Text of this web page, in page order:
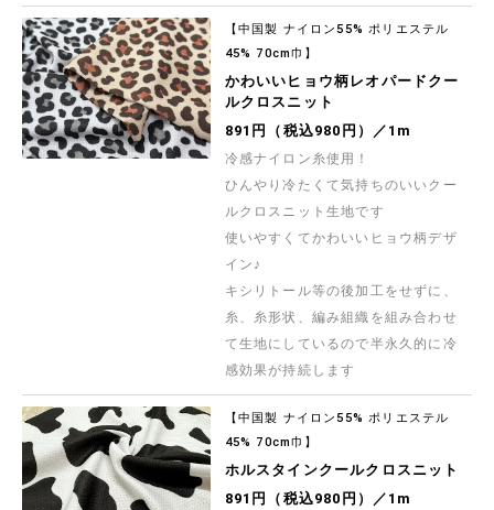
【中国製 ナイロン55% ポリエステル
45% 70cm巾】
かわいいヒョウ柄レオパードクー
ルクロスニット
891円（税込980円）／1m
冷感ナイロン糸使用！
ひんやり冷たくて気持ちのいいクー
ルクロスニット生地です
使いやすくてかわいいヒョウ柄デザ
イン♪
キシリトール等の後加工をせずに、
糸、糸形状、編み組織を組み合わせ
て生地にしているので半永久的に冷
感効果が持続します
【中国製 ナイロン55% ポリエステル
45% 70cm巾】
ホルスタインクールクロスニット
891円（税込980円）／1m